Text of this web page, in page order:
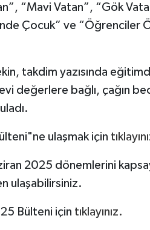
“Mavi Vatan”, “Gök
Çocuk” ve
takdim yazısında
değerlere bağlı, çağın
ulaşmak için
2025 dönemlerini
ulaşabilirsiniz.
Bülteni için tıklayınız.